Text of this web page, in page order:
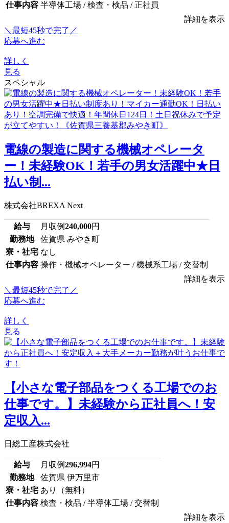
仕事内容 半導体工場 / 検査・検品 / 正社員
詳細を表示
＼最短45秒で完了／
応募へ進む
詳しく
見る
スペシャル
電線の製造に関する機械オペレータ
ー！未経験OK！若手の男女活躍中★日
払い制...
株式会社BREXA Next
給与 月収例240,000円
勤務地
佐賀県 みやき町
寮・社宅 なし
仕事内容 操作・機械オペレーター / 機械系工場 / 交替制
詳細を表示
＼最短45秒で完了／
応募へ進む
詳しく
見る
【小さな電子部品をつくる工場でのお
仕事です。】未経験から正社員へ！安
定収入...
日総工産株式会社
給与 月収例296,994円
勤務地
佐賀県 伊万里市
寮・社宅 あり（無料）
仕事内容 検査・検品 / 半導体工場 / 交替制
詳細を表示